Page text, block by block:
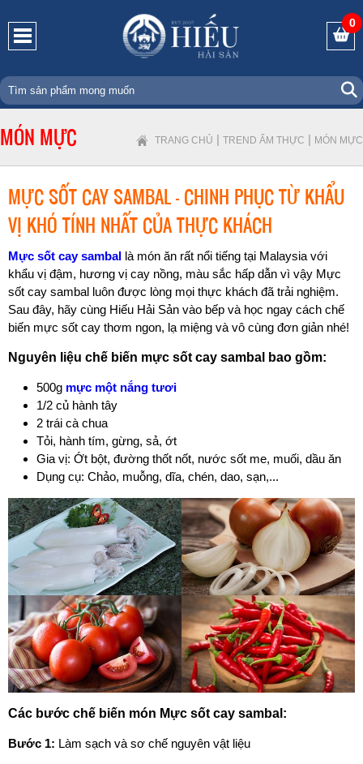
0
MÓN MỰC TRANG CHỦ | TREND ẨM THỰC | MÓN MỰC
MỰC SỐT CAY SAMBAL - CHINH PHỤC TỪ KHẨU
VỊ KHÓ TÍNH NHẤT CỦA THỰC KHÁCH
Mực sốt cay sambal là món ăn rất nổi tiếng tại Malaysia với
khẩu vị đậm, hương vị cay nồng, màu sắc hấp dẫn vì vậy Mực
sốt cay sambal luôn được lòng mọi thực khách đã trải nghiệm.
Sau đây, hãy cùng Hiếu Hải Sản vào bếp và học ngay cách chế
biến mực sốt cay thơm ngon, lạ miệng và vô cùng đơn giản nhé!
Nguyên liệu chế biến mực sốt cay sambal bao gồm:
500g mực một nắng tươi
1/2 củ hành tây
2 trái cà chua
Tỏi, hành tím, gừng, sả, ớt
Gia vị: Ớt bột, đường thốt nốt, nước sốt me, muối, dầu ăn
Dụng cụ: Chảo, muỗng, dĩa, chén, dao, sạn,...
Các bước chế biến món Mực sốt cay sambal:
Bước 1: Làm sạch và sơ chế nguyên vật liệu